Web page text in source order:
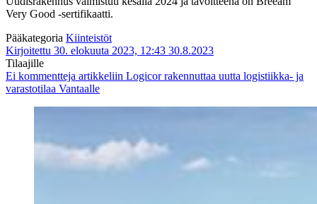
Very Good -sertifikaatti.
Pääkategoria Kiinteistöt
Kirjoitettu 30. elokuuta 2023, 12:43 30.8.2023
Tilaajille
Ei kommentteja artikkeliin Logicor rakennuttaa uutta logistiikka- ja
varastotilaa Vantaalle